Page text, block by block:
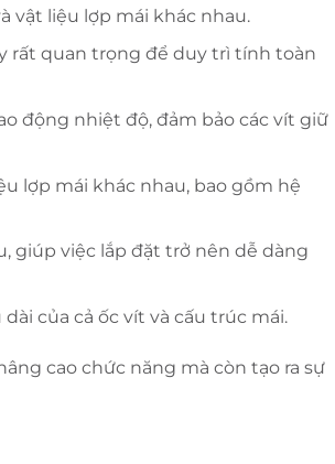
vật liệu lợp mái khác nhau.
rất quan trọng để duy trì tính toàn
động nhiệt độ, đảm bảo các vít giữ
lợp mái khác nhau, bao gồm hệ
giúp việc lắp đặt trở nên dễ dàng
của cả ốc vít và cấu trúc mái.
cao chức năng mà còn tạo ra sự